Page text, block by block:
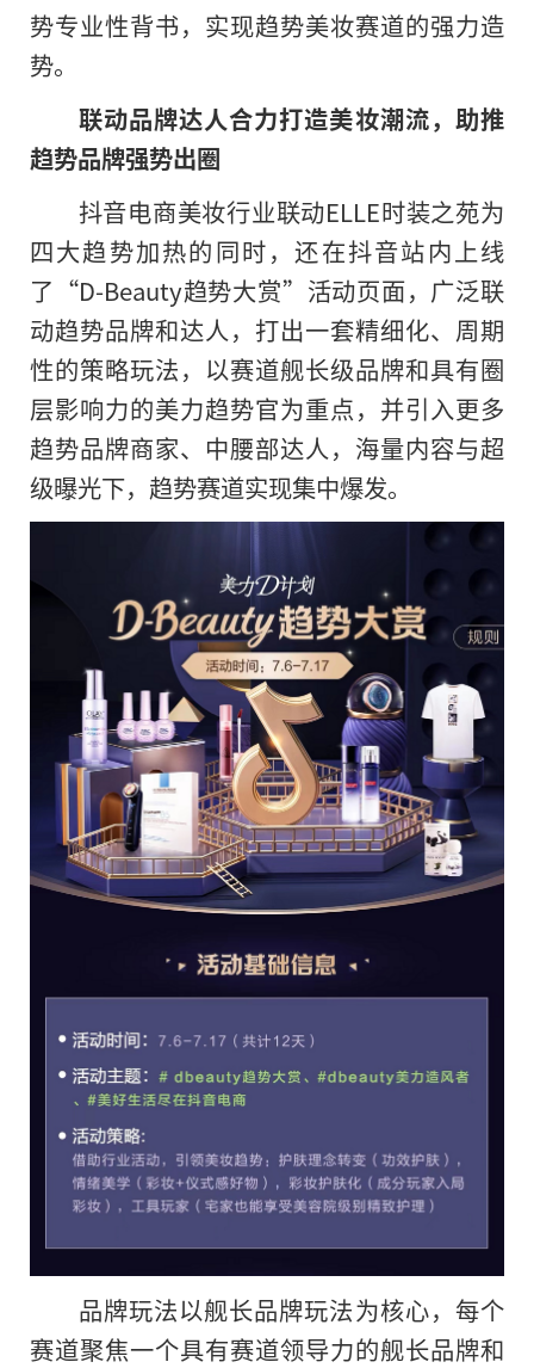
势专业性背书，实现趋势美妆赛道的强力造
势。
联动品牌达人合力打造美妆潮流，助推
趋势品牌强势出圈
抖音电商美妆行业联动ELLE时装之苑为
四大趋势加热的同时，还在抖音站内上线
了“D-Beauty趋势大赏”活动页面，广泛联
动趋势品牌和达人，打出一套精细化、周期
性的策略玩法，以赛道舰长级品牌和具有圈
层影响力的美力趋势官为重点，并引入更多
趋势品牌商家、中腰部达人，海量内容与超
级曝光下，趋势赛道实现集中爆发。
品牌玩法以舰长品牌玩法为核心，每个
赛道聚焦一个具有赛道领导力的舰长品牌和